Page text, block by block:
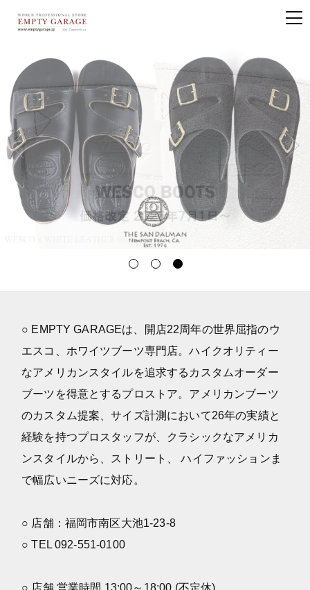
○ EMPTY GARAGEは、開店22周年の世界屈指のウ
エスコ、ホワイツブーツ専門店。ハイクオリティー
なアメリカンスタイルを追求するカスタムオーダー
ブーツを得意とするプロストア。アメリカンブーツ
のカスタム提案、サイズ計測において26年の実績と
経験を持つプロスタッフが、クラシックなアメリカ
ンスタイルから、ストリート、 ハイファッションま
で幅広いニーズに対応。
○ 店舗：福岡市南区大池1-23-8
○ TEL 092-551-0100
○ 店舗 営業時間 13:00～18:00 (不定休)